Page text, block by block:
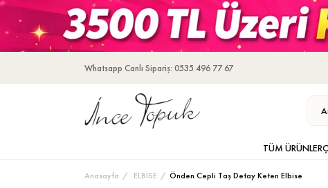
Whatsapp Canlı Sipariş: 0535 496 77 67
TÜM ÜRÜNLER
Anasayfa ELBİSE Önden Cepli Taş Detay Keten Elbise